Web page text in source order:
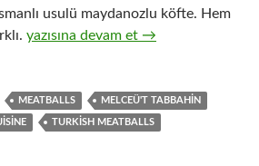
usulü maydanozlu köfte. Hem
MAYDANOZLU KÖFTE
yazısına devam et →
MEATBALLS MELCEÜ'T TABBAHIN
TURKISH MEATBALLS